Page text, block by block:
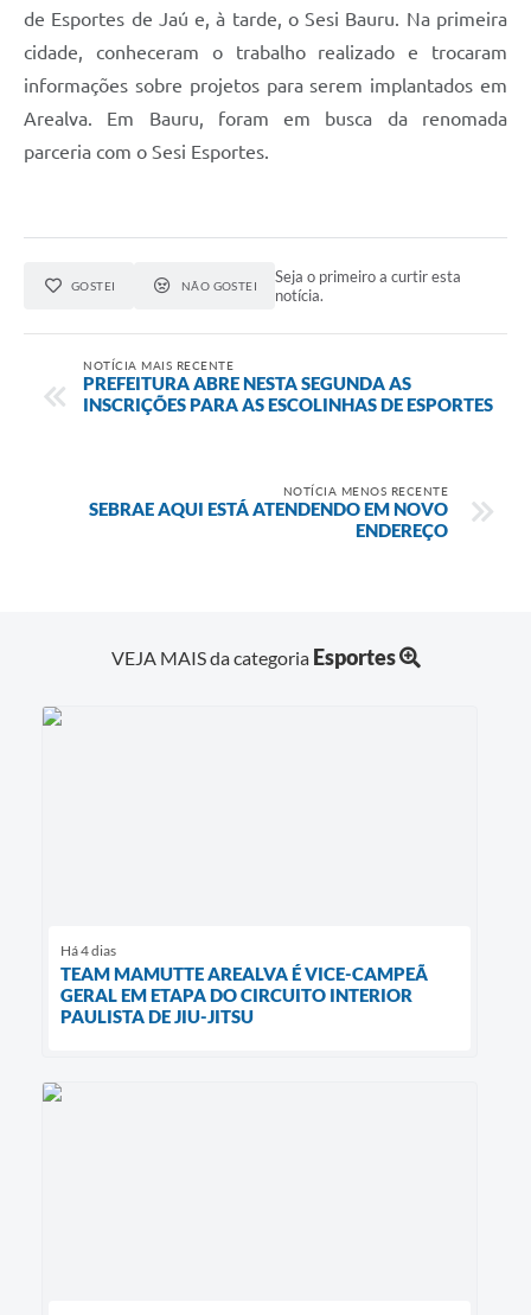
de Esportes de Jaú e, à tarde, o Sesi Bauru. Na primeira
cidade, conheceram o trabalho realizado e trocaram
informações sobre projetos para serem implantados em
Arealva. Em Bauru, foram em busca da renomada
parceria com o Sesi Esportes.
GOSTEI NÃO GOSTEI
Seja o primeiro a curtir esta
notícia.
NOTÍCIA MAIS RECENTE
PREFEITURA ABRE NESTA SEGUNDA AS
INSCRIÇÕES PARA AS ESCOLINHAS DE ESPORTES
NOTÍCIA MENOS RECENTE
SEBRAE AQUI ESTÁ ATENDENDO EM NOVO
ENDEREÇO
VEJA MAIS da categoria Esportes
Há 4 dias
TEAM MAMUTTE AREALVA É VICE-CAMPEÃ
GERAL EM ETAPA DO CIRCUITO INTERIOR
PAULISTA DE JIU-JITSU